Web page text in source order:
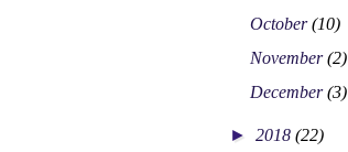
October(10)
November(2)
December(3)
► 2018 (22)